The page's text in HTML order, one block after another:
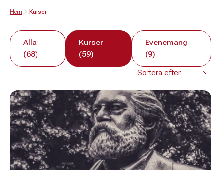
Hem Kurser
Alla
(68)
Kurser
(59)
Evenemang
(9)